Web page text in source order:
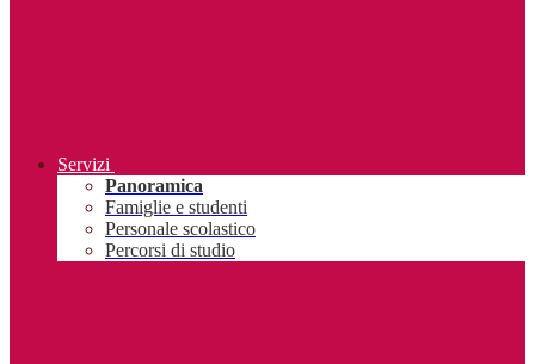
Servizi
Panoramica
Famiglie e studenti
Personale scolastico
Percorsi di studio